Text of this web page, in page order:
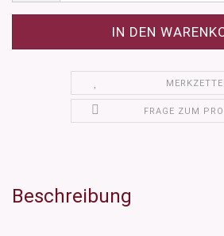
FRAGE ZUM
Beschreibung